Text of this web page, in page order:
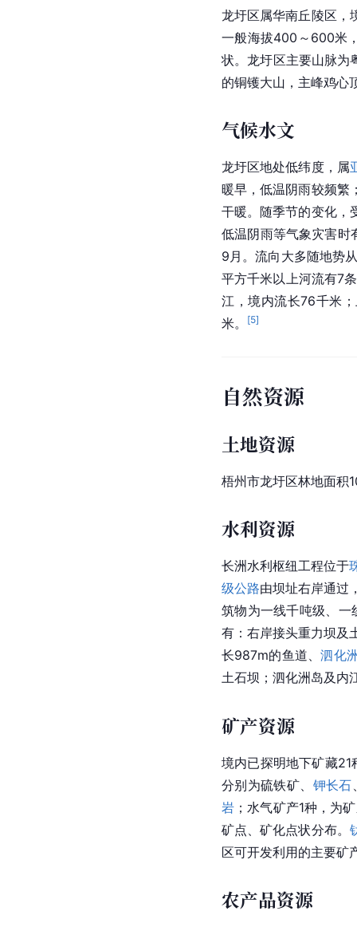
龙圩区属华南丘陵区，
一般海拔400～600米
状。龙圩区主要山脉
的铜镬大山，主峰鸡心
气候水文
龙圩区地处低纬度，属
暖早，低温阴雨较频繁
干暖。随季节的变化，
低温阴雨等气象灾害时
9月。流向大多随地势
平方千米以上河流有7
江，境内流长76千米
米。
[5]
自然资源
土地资源
梧州市龙圩区林地面积
水利资源
长洲水利枢纽工程位于
级公路由坝址右岸通过
筑物为一线千吨级、
有：右岸接头重力坝及
长987m的鱼道、泗化
土石坝；泗化洲岛及内
矿产资源
境内已探明地下矿藏
分别为硫铁矿、 钾长石
岩 ；水气矿产1种，为
矿点、矿化点状分布。
区可开发利用的主要矿
农产品资源